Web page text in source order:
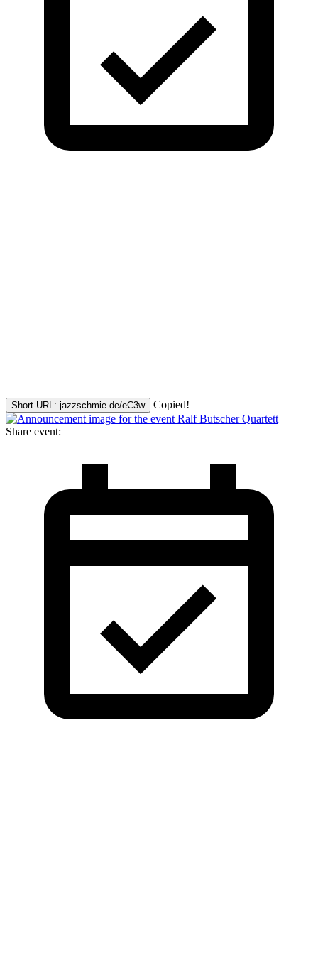
Short-URL: jazzschmie.de/eC3w Copied!
Share event: